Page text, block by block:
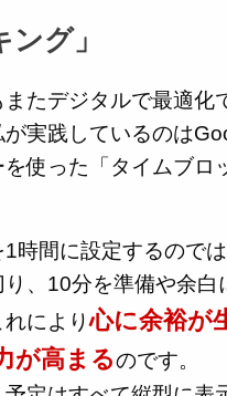
ング」
またデジタルで最適化
が実践しているのは
を使った「タイムブロ
1時間に設定するので
り、10分を準備や余白
れにより心に余裕が
が高まるのです。